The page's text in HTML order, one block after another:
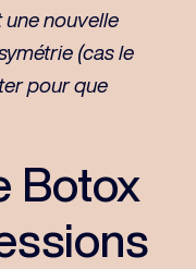
nouvelle
(cas le
pour que
Botox